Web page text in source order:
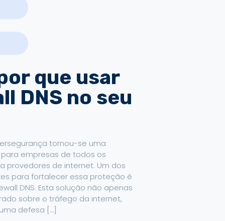
que usar
DNS no seu
tornou-se uma
empresas de todos os
provedores de internet. Um dos
para fortalecer essa proteção é
DNS. Esta solução não apenas
sobre o tráfego da internet,
defesa […]